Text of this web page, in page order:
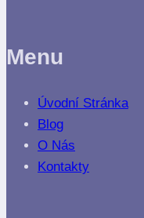
Menu
Úvodní Stránka
Blog
O Nás
Kontakty